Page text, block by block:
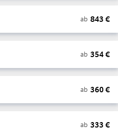
ab 843 €
ab 354€
ab 360€
ab 333 €